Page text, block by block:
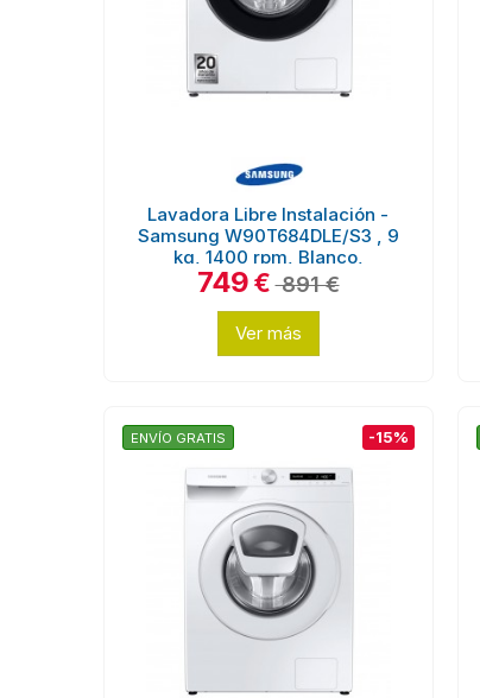
Lavadora Libre Instalación -
Samsung W90T684DLE/S3 , 9
kg, 1400 rpm, Blanco,
AddWash...
749 € 891 €
Ver más
ENVÍO GRATIS -15%